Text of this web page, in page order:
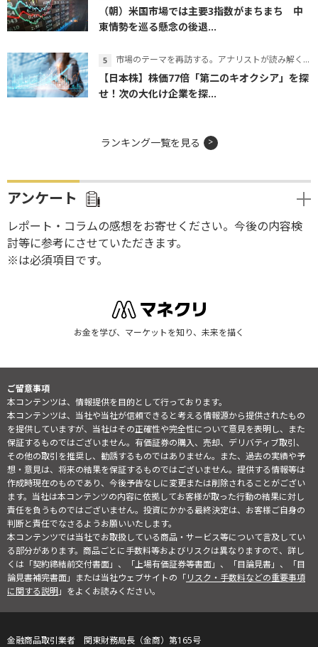
（朝）米国市場では主要3指数がまちまち 中
東情勢を巡る懸念の後退...
市場のテーマを再訪する。アナリストが読み解くテーマの本質
【日本株】株価77倍「第二のキオクシア」を探
せ！次の大化け企業を探...
ランキング一覧を見る
アンケート
レポート・コラムの感想をお寄せください。今後の内容検
討等に参考にさせていただきます。
※は必須項目です。
お金を学び、マーケットを知り、未来を描く
ご留意事項
本コンテンツは、情報提供を目的として行っております。
本コンテンツは、当社や当社が信頼できると考える情報源から提供されたもの
を提供していますが、当社はその正確性や完全性について意見を表明し、また
保証するものではございません。有価証券の購入、売却、デリバティブ取引、
その他の取引を推奨し、勧誘するものではありません。また、過去の実績や予
想・意見は、将来の結果を保証するものではございません。提供する情報等は
作成時現在のものであり、今後予告なしに変更または削除されることがござい
ます。当社は本コンテンツの内容に依拠してお客様が取った行動の結果に対し
責任を負うものではございません。投資にかかる最終決定は、お客様ご自身の
判断と責任でなさるようお願いいたします。
本コンテンツでは当社でお取扱している商品・サービス等について言及してい
る部分があります。商品ごとに手数料等およびリスクは異なりますので、詳し
くは「契約締結前交付書面」、「上場有価証券等書面」、「目論見書」、「目
論見書補完書面」または当社ウェブサイトの「リスク・手数料などの重要事項
に関する説明」をよくお読みください。
金融商品取引業者 関東財務局長（金商）第165号